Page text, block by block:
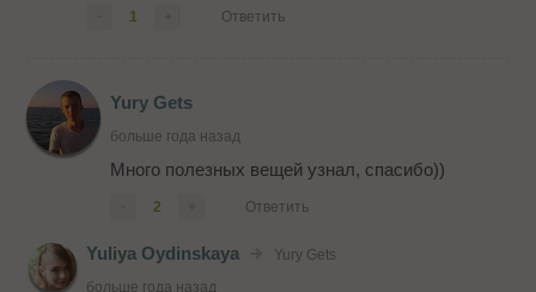
1 Ответить
Yury Gets
больше года назад
Много полезных вещей узнал, спасибо))
2 Ответить
Yuliya Oydinskaya
Yury Gets
больше года назад